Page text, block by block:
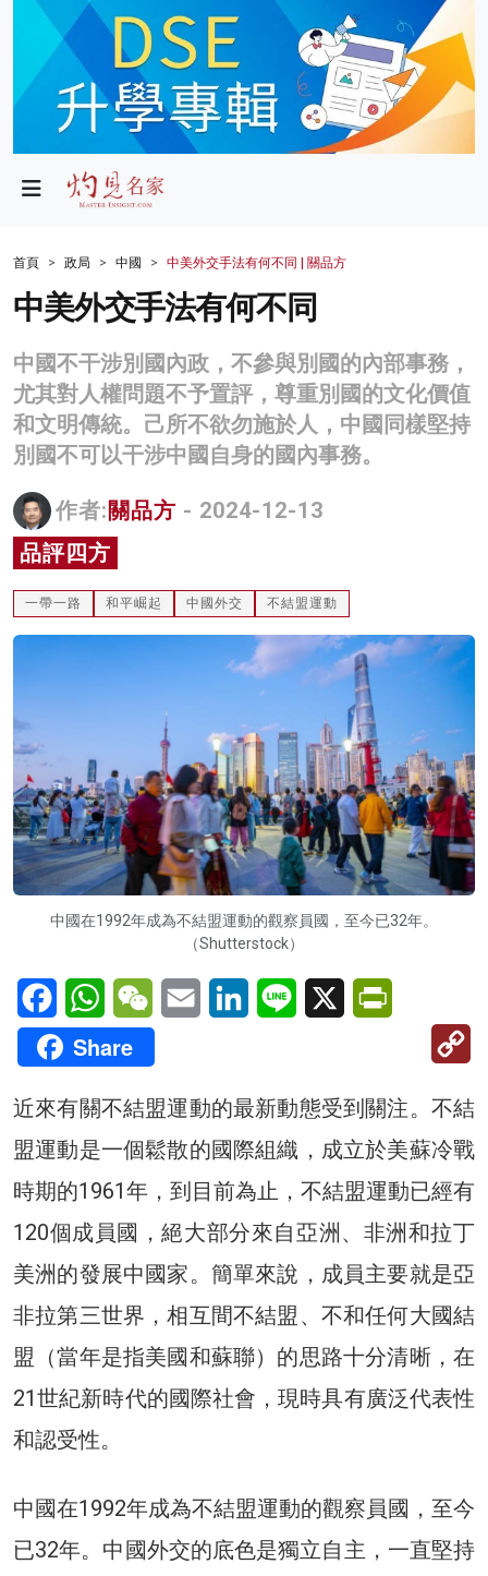
政局
財經
生活
商業
科技
名家榜
灼見活動
關於我們
首頁 政局 中國 中美外交手法有何不同 | 關品方
中美外交手法有何不同
中國不干涉別國內政，不參與別國的內部事務，
尤其對人權問題不予置評，尊重別國的文化價值
和文明傳統。己所不欲勿施於人，中國同樣堅持
別國不可以干涉中國自身的國內事務。
作者: 關品方 - 2024-12-13
品評四方
一帶一路 和平崛起 中國外交 不結盟運動
中國在1992年成為不結盟運動的觀察員國，至今已32年。
（Shutterstock）
FacebookWhatsAppWeChatEmail LinkedInLine X
Share
近來有關不結盟運動的最新動態受到關注。不結
盟運動是一個鬆散的國際組織，成立於美蘇冷戰
時期的1961年，到目前為止，不結盟運動已經有
120個成員國，絕大部分來自亞洲、非洲和拉丁
美洲的發展中國家。簡單來說，成員主要就是亞
非拉第三世界，相互間不結盟、不和任何大國結
盟（當年是指美國和蘇聯）的思路十分清晰，在
21世紀新時代的國際社會，現時具有廣泛代表性
和認受性。
中國在1992年成為不結盟運動的觀察員國，至今
已32年。中國外交的底色是獨立自主，一直堅持